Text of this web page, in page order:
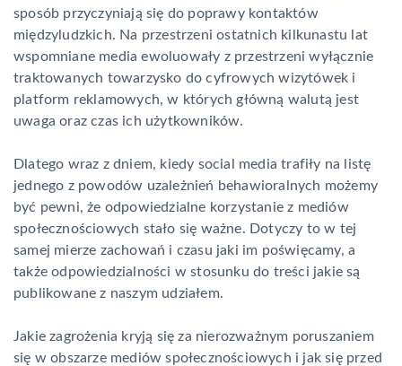
sposób przyczyniają się do poprawy kontaktów
międzyludzkich. Na przestrzeni ostatnich kilkunastu lat
wspomniane media ewoluowały z przestrzeni wyłącznie
traktowanych towarzysko do cyfrowych wizytówek i
platform reklamowych, w których główną walutą jest
uwaga oraz czas ich użytkowników.
Dlatego wraz z dniem, kiedy social media trafiły na listę
jednego z powodów uzależnień behawioralnych możemy
być pewni, że odpowiedzialne korzystanie z mediów
społecznościowych stało się ważne. Dotyczy to w tej
samej mierze zachowań i czasu jaki im poświęcamy, a
także odpowiedzialności w stosunku do treści jakie są
publikowane z naszym udziałem.
Jakie zagrożenia kryją się za nierozważnym poruszaniem
się w obszarze mediów społecznościowych i jak się przed